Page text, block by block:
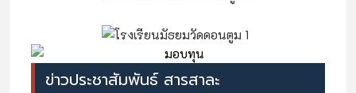
ข่าวประชาสัมพันธ์ สารสาละ